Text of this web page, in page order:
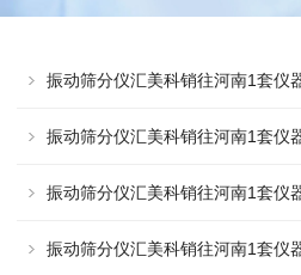
振动筛分仪汇美科销往河南1套仪
振动筛分仪汇美科销往河南1套仪
振动筛分仪汇美科销往河南1套仪
振动筛分仪汇美科销往河南1套仪